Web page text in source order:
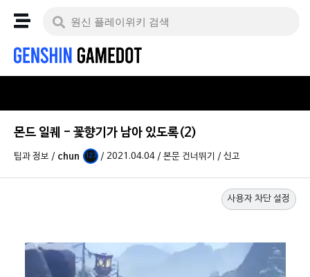
몬드 일퀘 - 꽃향기가 남아 있도록(2)
팁과 정보 / chun 123 / 2021.04.04 / 본문 건너뛰기 / 신고
사용자 차단 설정